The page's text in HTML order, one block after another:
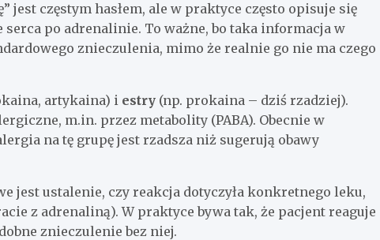
jest częstym hasłem, ale w praktyce często opisuje się
po adrenalinie. To ważne, bo taka informacja w
znieczulenia, mimo że realnie go nie ma czego
artykaina) i estry (np. prokaina – dziś rzadziej).
m.in. przez metabolity (PABA). Obecnie w
na tę grupę jest rzadsza niż sugerują obawy
jest ustalenie, czy reakcja dotyczyła konkretnego leku,
z adrenaliną). W praktyce bywa tak, że pacjent reaguje
znieczulenie bez niej.